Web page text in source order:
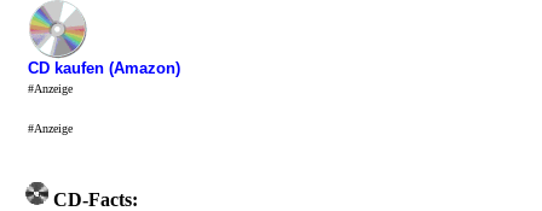
CD kaufen (Amazon)
#Anzeige
#Anzeige
CD-Facts: